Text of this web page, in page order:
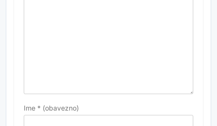
Ime * (obavezno)